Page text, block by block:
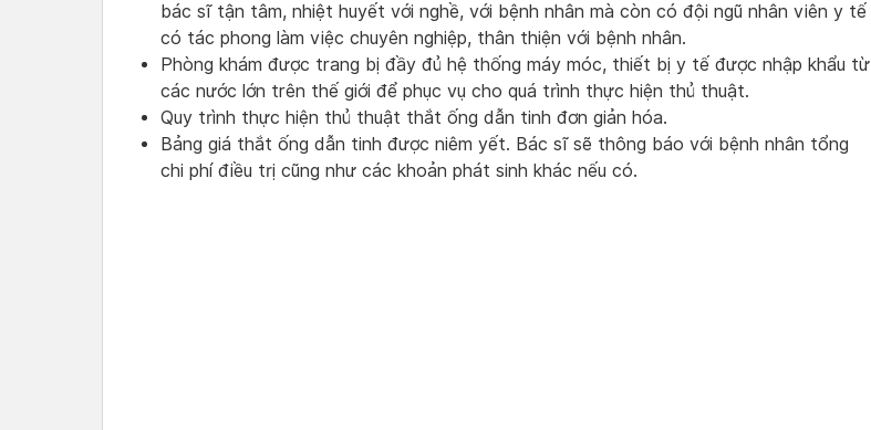
bác sĩ tận tâm, nhiệt huyết với nghề, với bệnh nhân mà còn có đội ngũ nhân viên y tế
có tác phong làm việc chuyên nghiệp, thân thiện với bệnh nhân.
Phòng khám được trang bị đầy đủ hệ thống máy móc, thiết bị y tế được nhập khẩu từ
các nước lớn trên thế giới để phục vụ cho quá trình thực hiện thủ thuật.
Quy trình thực hiện thủ thuật thắt ống dẫn tinh đơn giản hóa.
Bảng giá thắt ống dẫn tinh được niêm yết. Bác sĩ sẽ thông báo với bệnh nhân tổng
chi phí điều trị cũng như các khoản phát sinh khác nếu có.